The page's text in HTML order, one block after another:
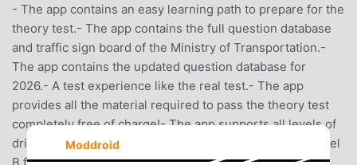
- The app contains an easy learning path to prepare for the
theory test.- The app contains the full question database
and traffic sign board of the Ministry of Transportation.-
The app contains the updated question database for
2026.- A test experience like the real test.- The app
provides all the material required to pass the theory test
completely free of charge!- The app supports all levels of
driving licenses in Israel:1. Level A for motorcycles2. Level
Moddroid